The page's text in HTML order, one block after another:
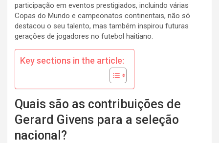
participação em eventos prestigiados, incluindo várias
Copas do Mundo e campeonatos continentais, não só
destacou o seu talento, mas também inspirou futuras
gerações de jogadores no futebol haitiano.
Key sections in the article:
Quais são as contribuições de
Gerard Givens para a seleção
nacional?